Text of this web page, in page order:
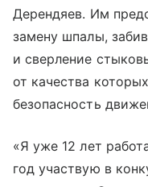
Дерендяев. Им
замену шпалы,
и сверление
от качества
безопасность
«Я уже 12 лет
год участвую в